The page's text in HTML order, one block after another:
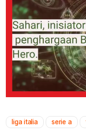
liga italia serie a